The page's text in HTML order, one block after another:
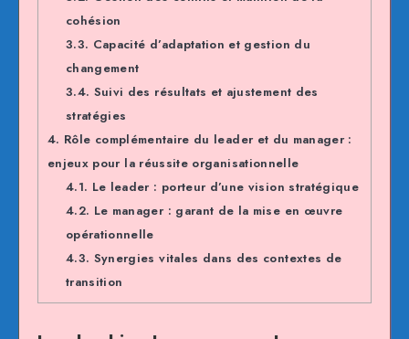
cohésion
3.3. Capacité d’adaptation et gestion du
changement
3.4. Suivi des résultats et ajustement des
stratégies
4. Rôle complémentaire du leader et du manager :
enjeux pour la réussite organisationnelle
4.1. Le leader : porteur d’une vision stratégique
4.2. Le manager : garant de la mise en œuvre
opérationnelle
4.3. Synergies vitales dans des contextes de
transition